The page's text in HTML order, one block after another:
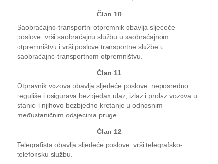
Član 10
Saobraćajno-transportni otpremnik obavlja sljedeće
poslove: vrši saobraćajnu službu u saobraćajnom
otpremništvu i vrši poslove transportne službe u
saobraćajno-transportnom otpremništvu.
Član 11
Otpravnik vozova obavlja sljedeće poslove: neposredno
reguliše i osigurava bezbjedan ulaz, izlaz i prolaz vozova u
stanici i njihovo bezbjedno kretanje u odnosnim
međustaničnim odsjecima pruge.
Član 12
Telegrafista obavlja sljedeće poslove: vrši telegrafsko-
telefonsku službu.